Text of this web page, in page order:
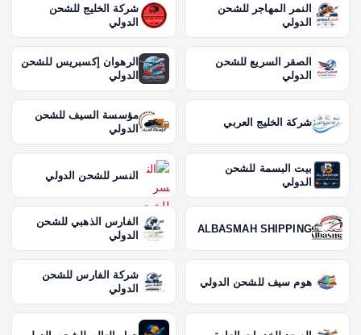
النمر المهاجر للشحن
الدولي
شركة الخليج للشحن
الدولي
الصقر السريع للشحن
الدولي
الرهوان إكسبريس للشحن
الدولي
شركة الخليج العربي
مؤسسة السيف للشحن
الدولي
بيت البسمة للشحن
الدولي
النسر للشحن الدولي
ALBASMAH SHIPPING
الفارس الذهبي للشحن
الدولي
هوم سيف للشحن الدولي
شركة الفارس للشحن
الدولي